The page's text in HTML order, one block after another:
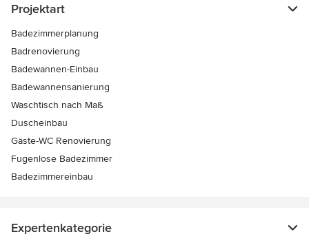
Projektart
Badezimmerplanung
Badrenovierung
Badewannen-Einbau
Badewannensanierung
Waschtisch nach Maß
Duscheinbau
Gäste-WC Renovierung
Fugenlose Badezimmer
Badezimmereinbau
Expertenkategorie